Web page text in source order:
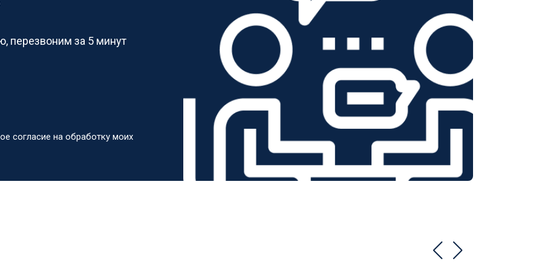
от 1550 ₽ Заказать
от 1600 ₽ Заказать
от 40 мин Заказать
от 1550 ₽ Заказать
перезвоним за 5 минут
согласие на обработку моих